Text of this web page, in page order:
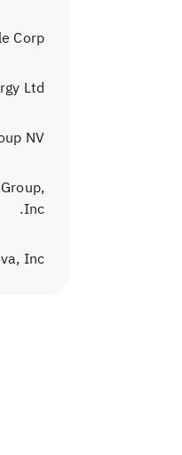
Corp.
Ltd.
NV
Inc.
Inc.